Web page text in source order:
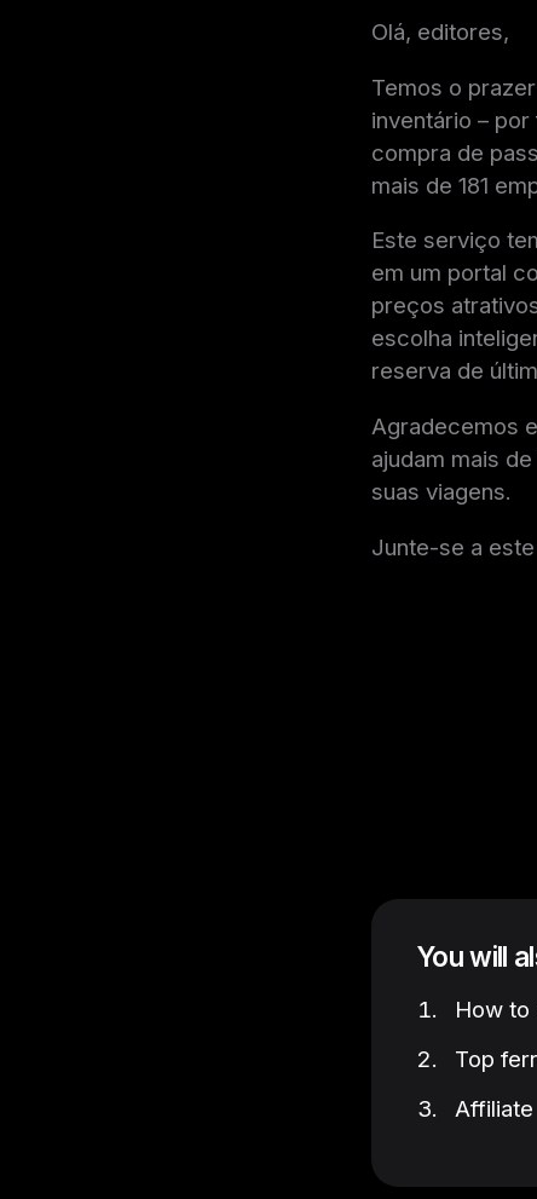
Olá, editores,
Temos o
inventário –
compra de
mais de 181
Este serviço
em um portal
preços
escolha
reserva de
Agradecemos
ajudam mais
suas viagens.
Junte-se a
You will
How to
Top